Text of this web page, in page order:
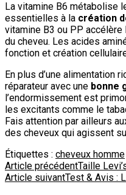
La vitamine B6 métabolise
essentielles à la création
vitamine B3 ou PP accélère
du cheveu. Les acides
fonction et création
En plus d’une alimentation
réparateur avec une bonne
l’endormissement est
les excitants comme le
Fais attention par ailleurs
des cheveux qui agissent
Étiquettes : cheveux homme
Navigation
d'article
Article précédentTaille
Article suivantTest & Avis :